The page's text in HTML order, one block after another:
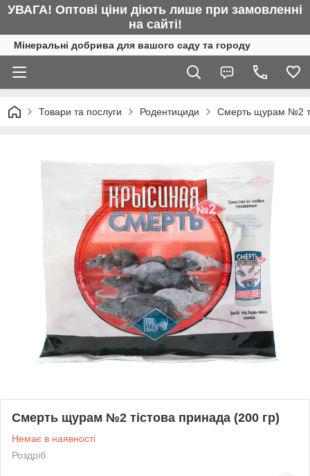
УВАГА! Оптові ціни діють лише при замовленні
на сайті!
Мінеральні добрива для вашого саду та городу
Товари та послуги Родентициди Смерть щурам №2
Смерть щурам №2 тістова принада (200 гр)
Немає в наявності
Роздріб